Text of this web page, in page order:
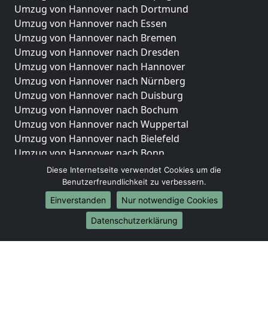
Umzug von Hannover nach Dortmund
Umzug von Hannover nach Essen
Umzug von Hannover nach Bremen
Umzug von Hannover nach Dresden
Umzug von Hannover nach Hannover
Umzug von Hannover nach Nürnberg
Umzug von Hannover nach Duisburg
Umzug von Hannover nach Bochum
Umzug von Hannover nach Wuppertal
Umzug von Hannover nach Bielefeld
Umzug von Hannover nach Bonn
Umzug von Hannover nach Münster
Internationale-Umzüge
Umzug von Hannover nach Brasilien
Umzug von Hannover nach Brunei Darussalam
Umzug von Hannover nach Burkina Faso
Diese Internetseite verwendet Cookies um die
Benutzerfreundlichkeit zu verbessern.
Einverstanden
Nur notwendige Cookies
Datenschutzerklärung